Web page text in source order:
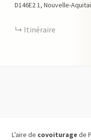
D146E21 Nouvelle-
Itinéraire
L’aire de covoiturage de